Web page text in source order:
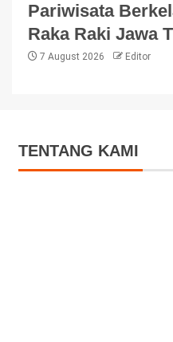
Pariwisata
Raka Raki Jawa
7 August 2026 Editor
TENTANG KAMI